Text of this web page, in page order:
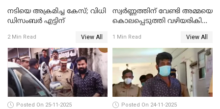
നടിയെ അക്രമിച്ച കേസ്; വിധി
ഡിസംബര്‍ എട്ടിന്
2 Min Read View All
സ്വർണ്ണത്തിന് വേണ്ടി അമ്മയെ
കൊലപ്പെടുത്തി വഴിയരികിൽ
പിടിയിൽ
1 Min Read View All
Posted On 25-11-2025 Posted On 24-11-2025